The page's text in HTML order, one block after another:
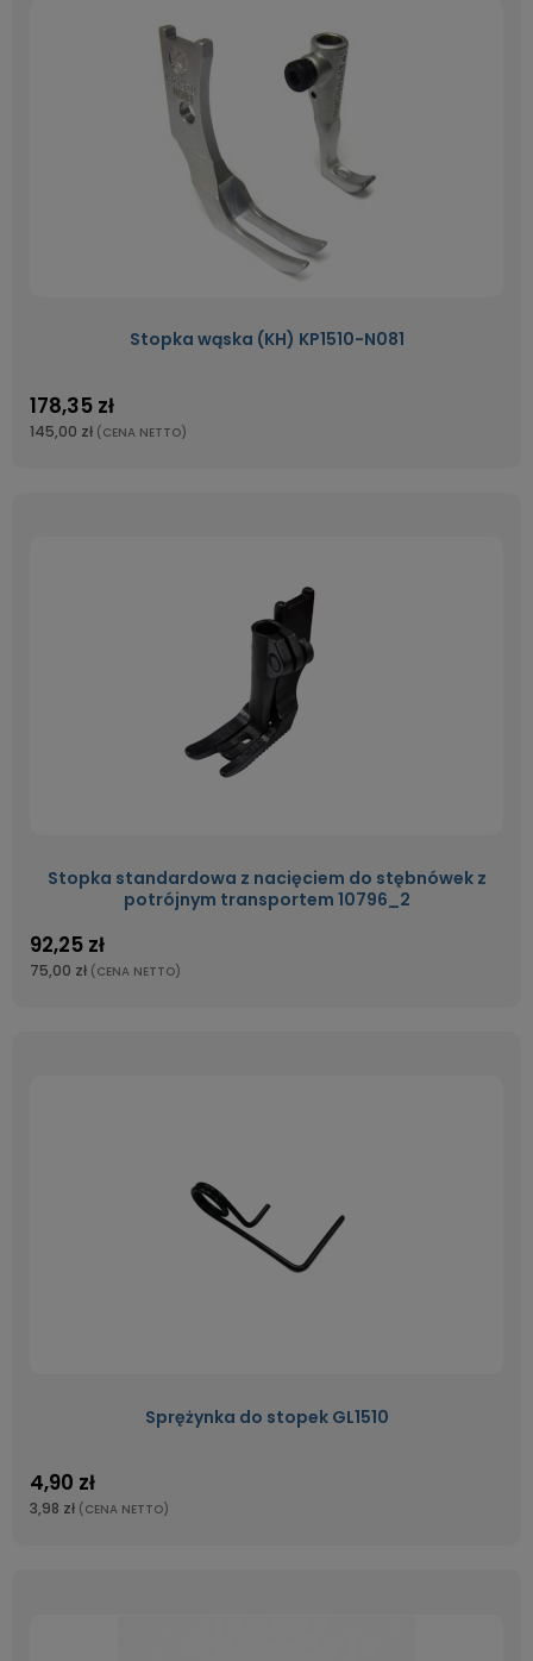
Stopka wąska (KH) KP1510-N081
178,35 zł
145,00 zł (CENA NETTO)
Stopka standardowa z nacięciem do stębnówek z
potrójnym transportem 10796_2
92,25 zł
75,00 zł (CENA NETTO)
Sprężynka do stopek GL1510
4,90 zł
3,98 zł (CENA NETTO)